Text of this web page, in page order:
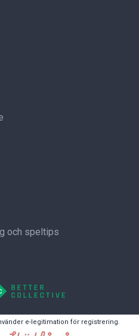
och speltips
e-legitimation för registrering.